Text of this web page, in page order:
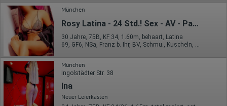
Datum und Uhrzeit des Besuchs
Gerätetyp
Geografischer Standort
IP-Adresse
Mausbewegungen
Besuchte Seiten
Referrer URL
Bildschirmauflösung
Eindeutige Gerätekennung
Sprachinformationen
Gerätebestriebssystem
Browser-Typ
Klicks
München
Rosy Latina - 24 Std.! Sex - AV - Party
30 Jahre, 75B, KF 34, 1.60m, behaart, Latina
69, GF6, NSa, Franz b. Ihr, BV, Schmu., Kuscheln, GBp
München
Ingolstädter Str. 38
Ina
Neuer Leierkasten